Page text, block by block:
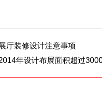
展厅装修设计注意事项
年设计布展面积超过